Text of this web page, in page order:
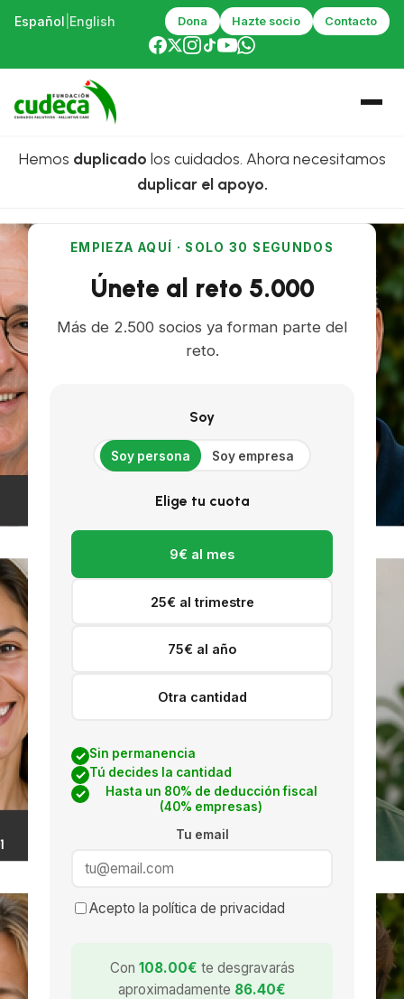
Español English Dona Hazte socio Contacto
Hemos duplicado los cuidados. Ahora necesitamos
duplicar el apoyo.
EMPIEZA AQUÍ · SOLO 30 SEGUNDOS
Únete al reto 5.000
Más de 2.500 socios ya forman parte del
reto.
Soy
Soy persona Soy empresa
Elige tu cuota
9€ al mes
25€ al trimestre
75€ al año
Otra cantidad
Sin permanencia
Tú decides la cantidad
Hasta un 80% de deducción fiscal
(40% empresas)
Tu email
Acepto la política de privacidad
Con 108.00€ te desgravarás
aproximadamente 86.40€